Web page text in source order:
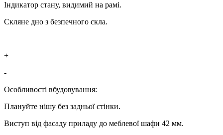
Індикатор стану, видимий на рамі.
Скляне дно з безпечного скла.
+
-
Особливості вбудовування:
Плануйте нішу без задньої стінки.
Виступ від фасаду приладу до меблевої шафи 42 мм.